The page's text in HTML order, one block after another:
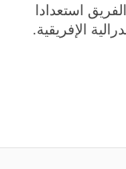
استعدادا